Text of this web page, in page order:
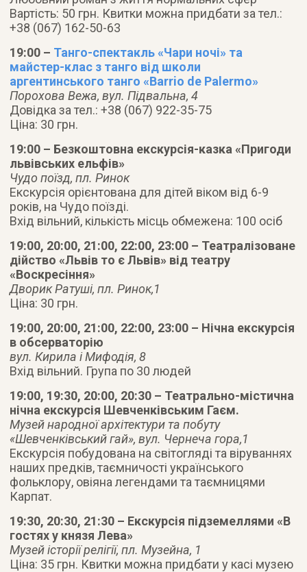
Вартість: 50 грн. Квитки можна придбати за тел.:
+38 (067) 162-50-63
19:00 – Танго-спектакль «Чари ночі» та
майстер-клас з танго від школи
аргентинського танго «Barrio de Palermo»
Порохова Вежа, вул. Підвальна, 4
Довідка за тел.: +38 (067) 922-35-75
Ціна: 30 грн.
19:00 – Безкоштовна екскурсія-казка «Пригоди
львівських ельфів»
Чудо поїзд, пл. Ринок
Екскурсія орієнтована для дітей віком від 6-9
років, на Чудо поїзді.
Вхід вільний, кількість місць обмежена: 100 осіб
19:00, 20:00, 21:00, 22:00, 23:00 – Театралізоване
дійство «Львів то є Львів» від театру
«Воскресіння»
Дворик Ратуші, пл. Ринок,1
Ціна: 30 грн.
19:00, 20:00, 21:00, 22:00, 23:00 – Нічна екскурсія
в обсерваторію
вул. Кирила і Мифодія, 8
Вхід вільний. Група по 30 людей
19:00, 19:30, 20:00, 20:30 – Театрально-містична
нічна екскурсія Шевченківським Гаєм.
Музей народної архітектури та побуту
«Шевченківський гай», вул. Чернеча гора,1
Екскурсія побудована на світогляді та віруваннях
наших предків, таємничості українського
фольклору, овіяна легендами та таємницями
Карпат.
19:30, 20:30, 21:30 – Екскурсія підземеллями «В
гостях у князя Лева»
Музей історії релігії, пл. Музейна, 1
Ціна: 35 грн. Квитки можна придбати у касі музею